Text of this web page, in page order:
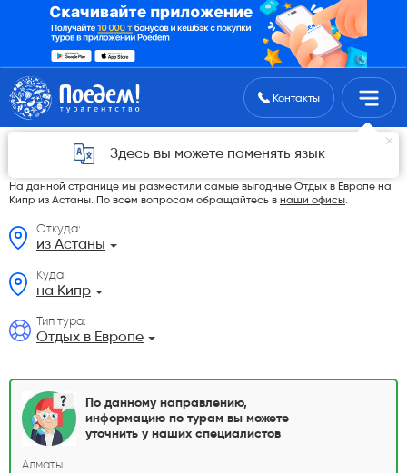
Поиск туровКонтакты
Здесь вы можете поменять язык
Отдых в Европе на Кипр из Астаны в 2026
На данной странице мы разместили самые выгодные Отдых в Европе на
Кипр из Астаны. По всем вопросам обращайтесь в наши офисы.
Откуда:
из Астаны
Куда:
на Кипр
Тип тура:
Отдых в Европе
По данному направлению,
информацию по турам вы можете
уточнить у наших специалистов
Алматы